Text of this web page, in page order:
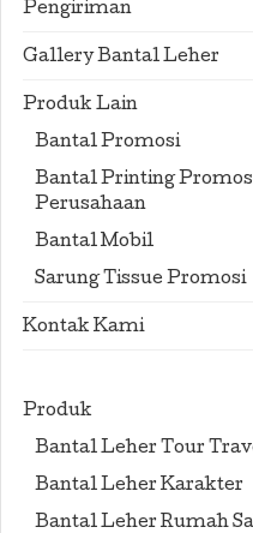
Pengiriman
Gallery Bantal Leher
Produk Lain
Bantal Promosi
Bantal Printing
Perusahaan
Bantal Mobil
Sarung Tissue Promosi
Kontak Kami
Produk
Bantal Leher Tour
Bantal Leher Karakter
Bantal Leher Rumah